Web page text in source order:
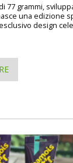
77 grammi,
una edizione
design